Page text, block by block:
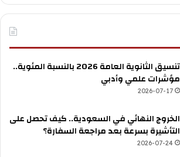
تنسيق الثانوية العامة 2026 بالنسبة المئوية..
مؤشرات علمي وأدبي
2026-07-17
الخروج النهائي في السعودية.. كيف تحصل على
التأشيرة بسرعة بعد مراجعة السفارة؟
2026-07-24